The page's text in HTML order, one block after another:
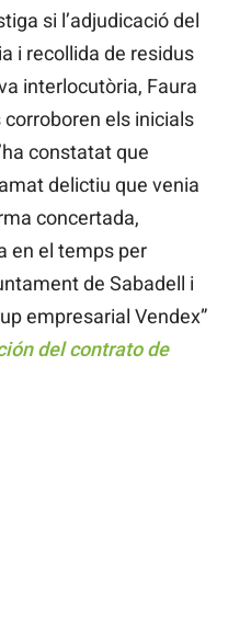
si l’adjudicació del
i recollida de residus
interlocutòria, Faura
corroboren els inicials
constatat que
delictiu que venia
concertada,
en el temps per
de Sabadell i
empresarial Vendex”
del contrato de